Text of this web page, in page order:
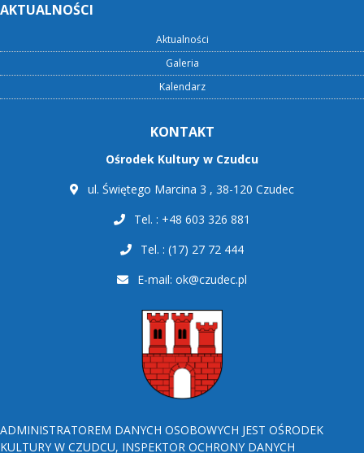
AKTUALNOŚCI
Aktualności
Galeria
Kalendarz
KONTAKT
Ośrodek Kultury w Czudcu
ul. Świętego Marcina 3 , 38-120 Czudec
Tel. : +48 603 326 881
Tel. : (17) 27 72 444
E-mail: ok@czudec.pl
ADMINISTRATOREM DANYCH OSOBOWYCH JEST OŚRODEK
KULTURY W CZUDCU, INSPEKTOR OCHRONY DANYCH